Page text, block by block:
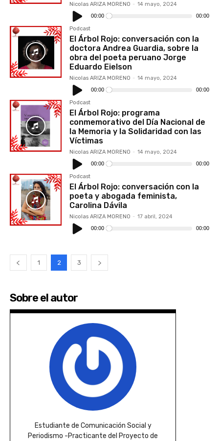
Nicolas ARIZA MORENO - 14 mayo, 2024
Reproductor
de
audio
00:00 00:00
Podcast
El Árbol Rojo: conversación con la
doctora Andrea Guardia, sobre la
obra del poeta peruano Jorge
Eduardo Eielson
Nicolas ARIZA MORENO - 14 mayo, 2024
Reproductor
de
audio
00:00 00:00
Podcast
El Árbol Rojo: programa
conmemorativo del Día Nacional de
la Memoria y la Solidaridad con las
Víctimas
Nicolas ARIZA MORENO - 14 mayo, 2024
Reproductor
de
audio
00:00 00:00
Podcast
El Árbol Rojo: conversación con la
poeta y abogada feminista,
Carolina Dávila
Nicolas ARIZA MORENO - 17 abril, 2024
Reproductor
de
audio
00:00 00:00
1 2 3
Sobre el autor
Estudiante de Comunicación Social y
Periodismo -Practicante del Proyecto de